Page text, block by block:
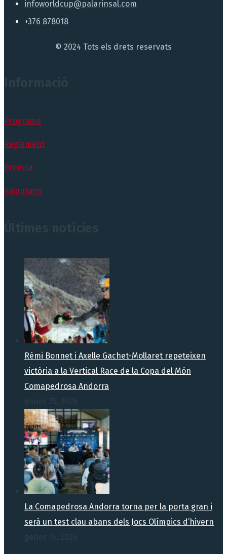
infoworldcup@palarinsal.com
+376 878018
© 2024 Tots els drets reservats
Programa
Reglament
Premsa
Voluntaris
Rémi Bonnet i Axelle Gachet-Mollaret repeteixen
victòria a la Vertical Race de la Copa del Món
Comapedrosa Andorra
La Comapedrosa Andorra torna per la porta gran i
serà un test clau abans dels Jocs Olímpics d’hivern